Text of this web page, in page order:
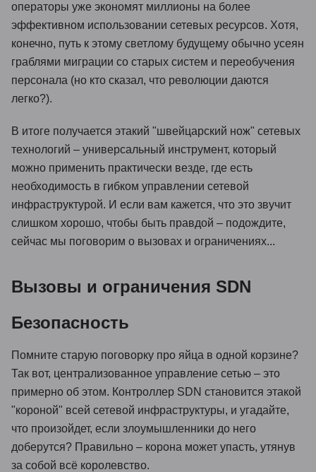
операторы уже экономят миллионы на более
эффективном использовании сетевых ресурсов. Хотя,
конечно, путь к этому светлому будущему обычно усеян
граблями миграции со старых систем и переобучения
персонала (но кто сказал, что революции даются
легко?).
В итоге получается этакий "швейцарский нож" сетевых
технологий – универсальный инструмент, который
можно применить практически везде, где есть
необходимость в гибком управлении сетевой
инфраструктурой. И если вам кажется, что это звучит
слишком хорошо, чтобы быть правдой – подождите,
сейчас мы поговорим о вызовах и ограничениях...
Вызовы и ограничения SDN
Безопасность
Помните старую поговорку про яйца в одной корзине?
Так вот, централизованное управление сетью – это
примерно об этом. Контроллер SDN становится этакой
"короной" всей сетевой инфраструктуры, и угадайте,
что произойдет, если злоумышленники до него
доберутся? Правильно – корона может упасть, утянув
за собой всё королевство.